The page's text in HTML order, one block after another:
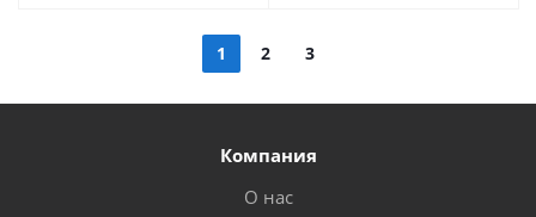
1 2 3
Компания
О нас